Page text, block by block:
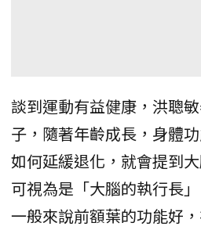
談到運動有益健康，洪聰
子，隨著年齡成長，身體
如何延緩退化，就會提到
可視為是「大腦的執行長
一般來說前額葉的功能好